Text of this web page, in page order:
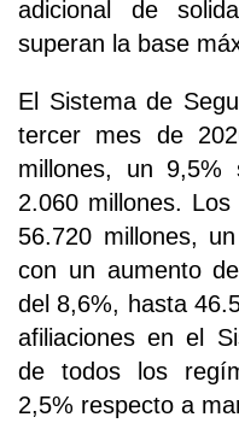
adicional de
superan la base
El Sistema de
tercer mes de
millones, un 9,5%
2.060 millones.
56.720 millones,
con un aumento
del 8,6%, hasta
afiliaciones en el
de todos los
2,5% respecto a